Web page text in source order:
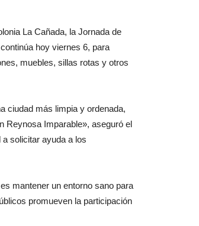
La Cañada, la Jornada de
hoy viernes 6, para
muebles, sillas rotas y otros
ciudad más limpia y ordenada,
Reynosa Imparable», aseguró el
solicitar ayuda a los
mantener un entorno sano para
promueven la participación